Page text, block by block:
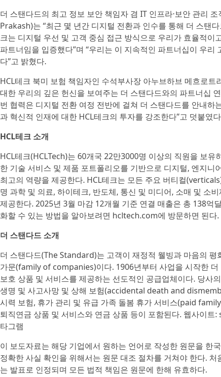
더 스탠다드의 최고 정보 보안 책임자 겸 IT 인프라·보안 관리
Prakash)는 “최근 몇 년간 디지털 전환과 인수를 통해 더 스탠
크는 디지털 우선 및 고객 중심 접근 방식으로 우리가 효율적이
파트너임을 입증했다”며 “우리는 이 지속적인 파트너십이 우
다”고 밝혔다.
HCL테크 북미 보험 책임자인 수석부사장 아누브하브 메흐로
대한 우리의 깊은 헌신을 보여주는 더 스탠다드와의 파트너십
번 협력은 디지털 전환 여정 전반에 걸쳐 더 스탠다드를 안내하
과 혁신적 인재에 대한 HCL테크의 투자를 강조한다”고 덧붙였
HCL테크 소개
HCL테크(HCLTech)는 60개국 22만3000명 이상의 직원을 보
한 기술 서비스 및 제품 포트폴리오를 기반으로 디지털, 엔지니
최고의 역량을 제공한다. HCL테크는 모든 주요 버티컬
명 과학 및 의료, 하이테크, 반도체, 통신 및 미디어, 소매 및 소
제공한다. 2025년 3월 마감 12개월 기준 연결 매출은 총 138억
화할 수 있는 방법을 알아보려면 hcltech.com에 방문하면 된다.
더 스탠다드 소개
더 스탠다드(The Standard)는 고객이 재정적 웰빙과 마음의
가문(family of companies)이다. 1906년부터 사업을 시작한
보호 상품 및 서비스를 제공하는 선도적인 공급업체이다. 당사
생명 및 사고사망 및 상해 보험(accidental death and
시력 보험, 휴가 관리 및 유급 가족 돌봄 휴가 서비스(paid
퇴직연금 상품 및 서비스와 연금 상품 등이 포함된다. 웹사이
타그램
이 보도자료는 해당 기업에서 원하는 언어로 작성한 원문을 한
정확한 사실 확인을 위해서는 원문 대조 절차를 거쳐야 한다.
는 발표로 인정되며 모든 법적 책임은 원문에 한해 유효하다.